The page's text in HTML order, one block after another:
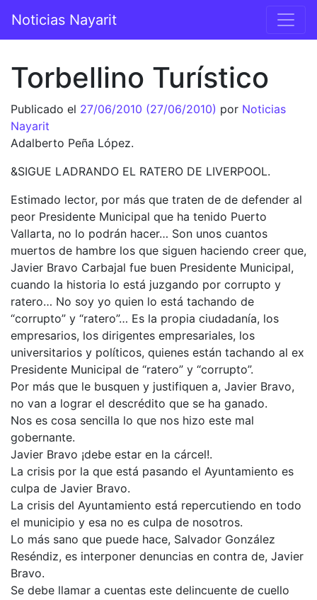
Navegación principal
Noticias Nayarit
Torbellino Turístico
Publicado el 27/06/2010 (27/06/2010) por Noticias
Nayarit
Adalberto Peña López.
&SIGUE LADRANDO EL RATERO DE LIVERPOOL.
Estimado lector, por más que traten de de defender al
peor Presidente Municipal que ha tenido Puerto
Vallarta, no lo podrán hacer… Son unos cuantos
muertos de hambre los que siguen haciendo creer que,
Javier Bravo Carbajal fue buen Presidente Municipal,
cuando la historia lo está juzgando por corrupto y
ratero… No soy yo quien lo está tachando de
“corrupto” y “ratero”… Es la propia ciudadanía, los
empresarios, los dirigentes empresariales, los
universitarios y políticos, quienes están tachando al ex
Presidente Municipal de “ratero” y “corrupto”.
Por más que le busquen y justifiquen a, Javier Bravo,
no van a lograr el descrédito que se ha ganado.
Nos es cosa sencilla lo que nos hizo este mal
gobernante.
Javier Bravo ¡debe estar en la cárcel!.
La crisis por la que está pasando el Ayuntamiento es
culpa de Javier Bravo.
La crisis del Ayuntamiento está repercutiendo en todo
el municipio y esa no es culpa de nosotros.
Lo más sano que puede hace, Salvador González
Reséndiz, es interponer denuncias en contra de, Javier
Bravo.
Se debe llamar a cuentas este delincuente de cuello